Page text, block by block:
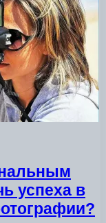
успеха в